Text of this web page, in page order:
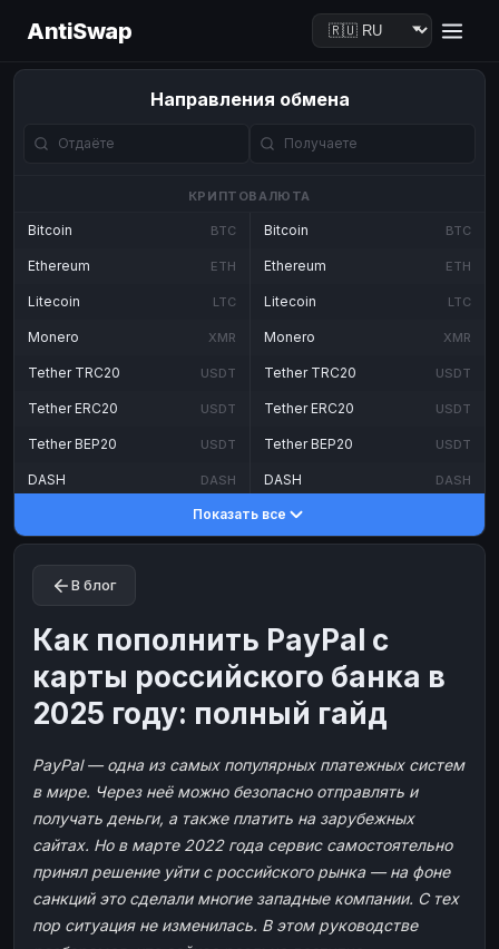
AntiSwap
Направления обмена
КРИПТОВАЛЮТА
Bitcoin BTC
Ethereum ETH
Litecoin LTC
Monero XMR
Tether TRC20 USDT
Tether ERC20 USDT
Tether BEP20 USDT
DASH DASH
TON
TRX
Ether Classic
Solana
Ripple XRP
Bitcoin BTC
Ethereum ETH
Litecoin LTC
Monero XMR
Tether TRC20 USDT
Tether ERC20 USDT
Tether BEP20 USDT
DASH DASH
Toncoin
BinanceCoin
Solana
Ripple XRP
Paxum USD
Perfect Money USD
Payoneer
PayPal USD
Paxum USD
Perfect Money USD
Payoneer
PayPal
Показать все
В блог
Как пополнить PayPal с
карты российского банка в
2025 году: полный гайд
PayPal — одна из самых популярных платежных систем
в мире. Через неё можно безопасно отправлять и
получать деньги, а также платить на зарубежных
сайтах. Но в марте 2022 года сервис самостоятельно
принял решение уйти с российского рынка — на фоне
санкций это сделали многие западные компании. С тех
пор ситуация не изменилась. В этом руководстве